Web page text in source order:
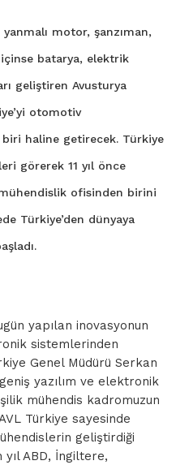
motor, şanzıman,
batarya, elektrik
geliştiren Avusturya
otomotiv
haline getirecek. Türkiye
görerek 11 yıl önce
ofisinden birini
Türkiye’den dünyaya
yapılan inovasyonun
sistemlerinden
Genel Müdürü Serkan
yazılım ve elektronik
mühendis kadromuzun
Türkiye sayesinde
geliştirdiği
ABD, İngiltere,